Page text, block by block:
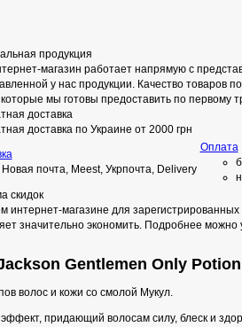
продукция
магазин работает напрямую с
у нас продукции. Качество товаров
которые мы готовы предоставить по первому
доставка
доставка по Украине от 2000 грн
Новая почта, Meest, Укрпочта, Delivery
Оплата
скидок
интернет-магазине для зарегистрированных
значительно экономить. Подробнее можно
Gentlemen Only
волос и кожи со смолой Мукул.
придающий волосам силу, блеск и